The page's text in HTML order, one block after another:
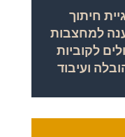
חיתוך
למחצבות
לקוביות
ועיבוד